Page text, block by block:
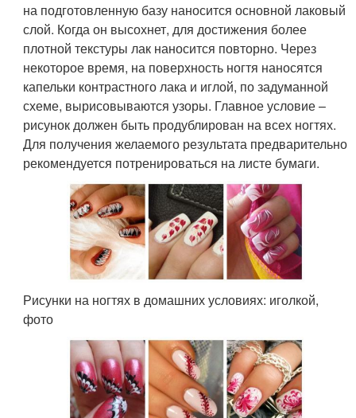
на подготовленную базу наносится основной лаковый
слой. Когда он высохнет, для достижения более
плотной текстуры лак наносится повторно. Через
некоторое время, на поверхность ногтя наносятся
капельки контрастного лака и иглой, по задуманной
схеме, вырисовываются узоры. Главное условие –
рисунок должен быть продублирован на всех ногтях.
Для получения желаемого результата предварительно
рекомендуется потренироваться на листе бумаги.
Рисунки на ногтях в домашних условиях: иголкой,
фото